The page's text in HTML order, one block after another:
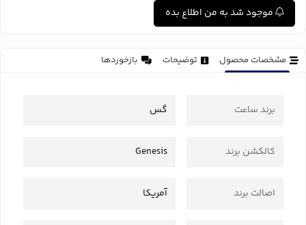
موجود شد به من اطلاع بده
مشخصات محصول توضیحات بازخوردها
برند ساعت گس
کالکشن برند Genesis
اصالت برند آمریکا